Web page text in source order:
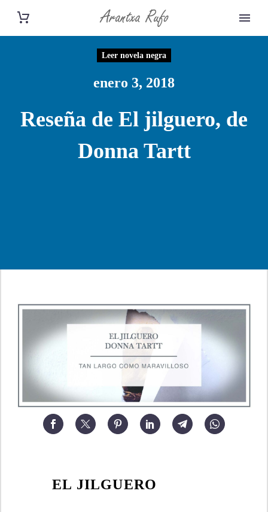
Leer novela negra
enero 3, 2018
Reseña de El jilguero, de
Donna Tartt
EL JILGUERO